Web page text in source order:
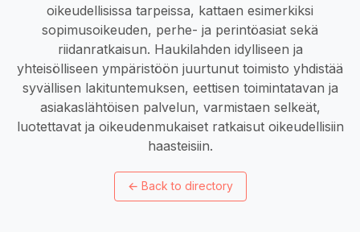
oikeudellisissa tarpeissa, kattaen esimerkiksi
sopimusoikeuden, perhe- ja perintöasiat sekä
riidanratkaisun. Haukilahden idylliseen ja
yhteisölliseen ympäristöön juurtunut toimisto yhdistää
syvällisen lakituntemuksen, eettisen toimintatavan ja
asiakaslähtöisen palvelun, varmistaen selkeät,
luotettavat ja oikeudenmukaiset ratkaisut oikeudellisiin
haasteisiin.
← Back to directory